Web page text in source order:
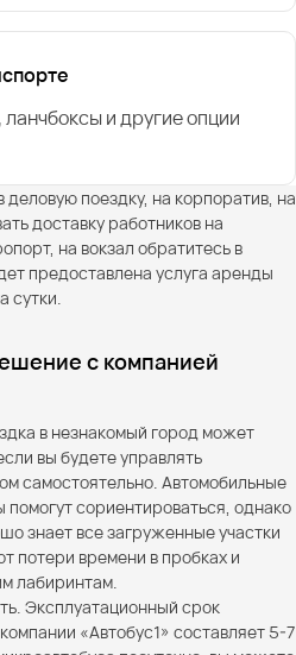
и другие опции
поездку, на корпоратив, на
доставку работников на
на вокзал обратитесь в
предоставлена услуга аренды
сутки.
с компанией
в незнакомый город может
вы будете управлять
самостоятельно. Автомобильные
сориентироваться, однако
знает все загруженные участки
потери времени в пробках и
лабиринтам.
Эксплуатационный срок
«Автобус1» составляет 5-7